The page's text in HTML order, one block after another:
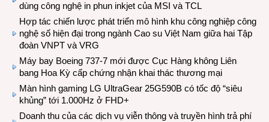
dùng công nghệ in phun inkjet của MSI và TCL
Hợp tác chiến lược phát triển mô hình khu công nghiệp công
nghệ số hiện đại trong ngành Cao su Việt Nam giữa hai Tập
đoàn VNPT và VRG
Máy bay Boeing 737-7 mới được Cục Hàng không Liên
bang Hoa Kỳ cấp chứng nhận khai thác thương mại
Màn hình gaming LG UltraGear 25G590B có tốc độ “siêu
khủng” tới 1.000Hz ở FHD+
Doanh thu của các dịch vụ viễn thông và truyền hình trả phí